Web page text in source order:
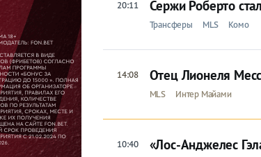
20:11 Сержи Роберто
Трансферы MLS Комо
14:08 Отец Лионеля
MLS Интер Майами
10:40 «Лос-Анджелес
на спорт
Букмекеры
Хоккей
Теннис
Бои